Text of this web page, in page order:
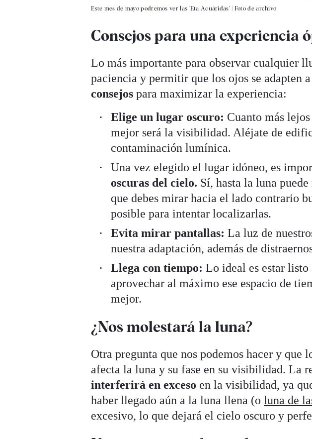
Este mes de mayo podremos ver las 'Eta Acuáridas'| Foto de archivo
Consejos para una experiencia
Lo más importante para observar cualquier
paciencia y permitir que los ojos se adapten
consejospara maximizar la experiencia:
Elige un lugar oscuro: Cuanto más
mejor será la visibilidad. Aléjate de
contaminación lumínica.
Una vez elegido el lugar idóneo, es
oscuras del cielo. Sí, hasta la luna
que debes mirar hacia el lado contrario
posible para intentar localizarlas.
Evita mirar pantallas: La luz de
nuestra adaptación, además de
Llega con tiempo: Lo ideal es estar listo
aprovechar al máximo ese espacio de
mejor.
¿Nos molestará la luna?
Otra pregunta que nos podemos hacer y que
afecta la luna y su fase en su visibilidad. La
interferirá en exceso en la visibilidad, ya
haber llegado aún a la luna llena (oluna de
excesivo, lo que dejará el cielo oscuro y